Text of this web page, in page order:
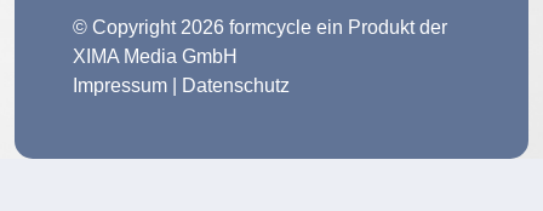
© Copyright 2026 formcycle ein Produkt der
XIMA Media GmbH
Impressum
Datenschutz